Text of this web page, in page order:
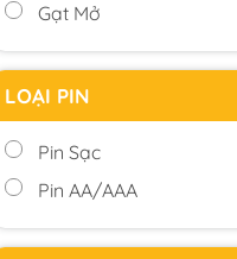
Gạt Mở
LOẠI PIN
Pin Sạc
Pin AA/AAA